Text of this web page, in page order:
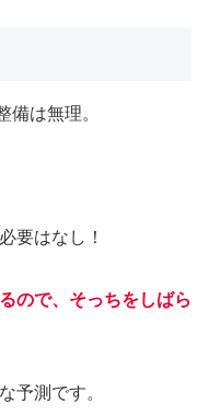
備は無理。
要はなし！
ので、そっちをしばら
予測です。